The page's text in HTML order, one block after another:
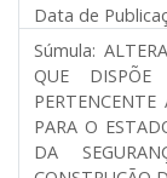
Data de
Súmula:
QUE
PARA O
DA